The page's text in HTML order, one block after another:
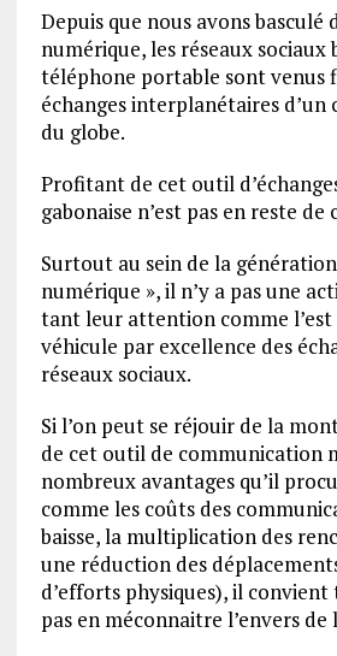
Depuis que nous avons basculé
numérique, les réseaux sociaux
téléphone portable sont venus
échanges interplanétaires d’un
du globe.
Profitant de cet outil
gabonaise n’est pas en reste
Surtout au sein de la
numérique », il n’y a pas une
tant leur attention comme
véhicule par excellence des
réseaux sociaux.
Si l’on peut se réjouir de la
de cet outil de communication
nombreux avantages qu’il
comme les coûts des
baisse, la multiplication des
une réduction des
d’efforts physiques), il
pas en méconnaitre l’envers de